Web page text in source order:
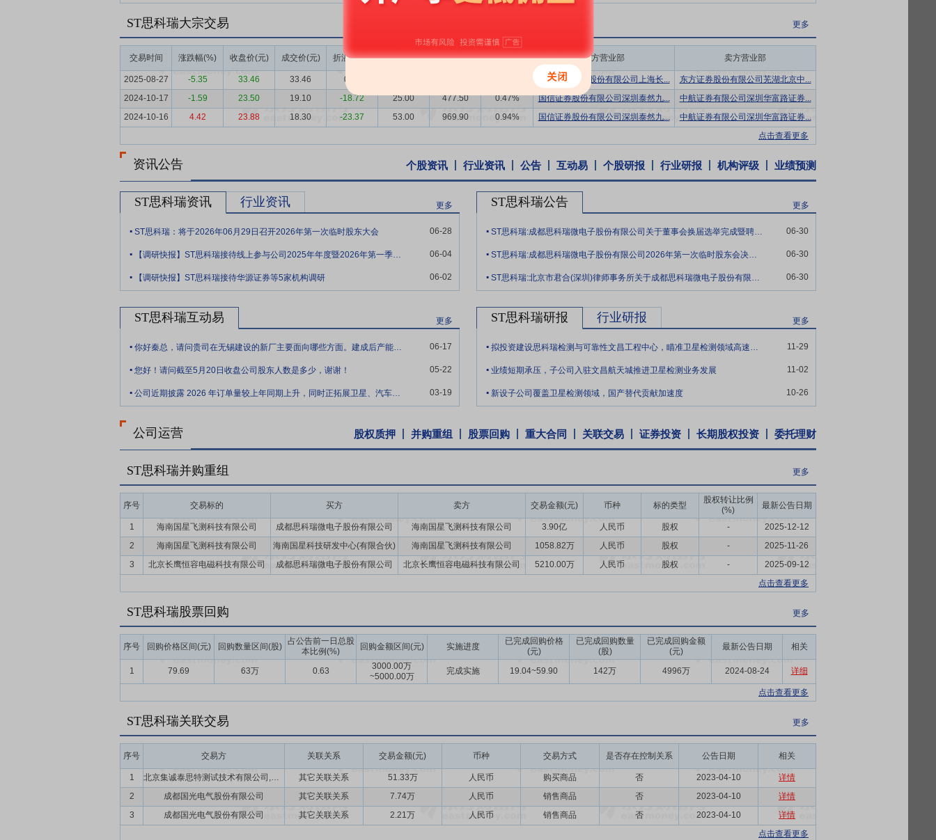
要点6：专业的管理与技术团队
公司拥有专业高效、经验丰富的核心技术团队，核心技术人员从事军工电子行业的研究和开发均超过20年，专业技术能力较
强；管理团队中多人在军用电子元器件质量、可靠性、应用方面具有丰富管理经验和专业技术经验。管理团队对军用电子元器件可靠性检测领域有较为深入的认
识，熟悉行业发展状况，紧跟行业发展趋势。优秀的管理团队有利于公司业务发展战略的制定和实施，也有利于公司可靠性检测技术能力的提升以及业务规模的
扩大。
要点7：高效的服务能力
公司已完成以成都、西安、无锡为中心并辐射西南、西北、华东、华北、华南、东北区域的业务发展市场布局。西南、西北、华东、
华北、华南、东北等地区是我国各类军工企业和国防科技院所较为集中的地区，公司市场布局覆盖了重点军工区域，可迅速响应客户的需求，减少运输费用及时
间周期，便于市场开拓和客户关系维护，较好的业务发展和市场布局有利于公司在市场拓展中保持竞争优势。凭借可靠性检测技术的持续研发与积累，公司可靠
性检测服务能力不断提升。作为独立第三方的民营检测机构，公司拥有灵活的机制，直接对接市场需求，在技术研发、产能扩建、订单进度安排、服务意识等方
面更具优势，具有快速应对客户需求不断变化及上游电子元器件技术迭代的服务能力。
程，公司可靠性检测服务能力已获得了下游行业客户的广泛认可，涉及的主要军工集团包括中国航天科技集团、中国航天科工集团、中国航空工业集团、中国航
等。截至2025年12月31日，公司拥有800余家客户，客户对公司的认可度高，使公司在市场竞争中具有品牌优势。
要点9：自愿锁定股份
自公司股票上市之日起三十六个月内,不转让或者委托他人管理本次发行前本人直接及间接持有的公司股份,也不由公司回购本人直接及
间接持有的该部分股份。
年以现金方式累计分配的利润不少于最近3年实现的年均可分配利润的30%。
要点11： 稳定股价措施
公司首次公开发行股票并上市后三年内,如公司股票收盘价格连续20个交易日低于最近一期经审计的每股净资产,公司将通过控股股东增
ST思科瑞大宗交易 更多
交易时间 涨跌幅(%) 收盘价(元) 成交价(元) 折溢率(%) 成交量(万股) 成交额(万元)
成交额/流通
买方营业部 卖方营业部
2025-08-27 -5.35 33.46 33.46 0.00 国泰海通证券股份有限公司上海长...
东方证券股份有限公司芜湖北京中...
2024-10-17
-1.59 23.50 19.10 -18.72 25.00 477.50 0.47% 国信证券股份有限公司深圳泰然九...
中航证券有限公司深圳华富路证券...
2024-10-16
4.42 23.88 18.30 -23.37 53.00 969.90 0.94% 国信证券股份有限公司深圳泰然九...
中航证券有限公司深圳华富路证券...
点击查看更多
资讯公告 个股资讯 行业资讯 公告 互动易 个股研报 行业研报 机构评级 业绩预测
ST思科瑞资讯 行业资讯 更多
. ST思科瑞：将于2026年06月29日召开2026年第一次临时股东大会 06-28
. 【调研快报】ST思科瑞接待线上参与公司2025年年度暨2026年第一季度业绩说明会的投资者调研 06-04
. 【调研快报】ST思科瑞接待华源证券等5家机构调研 06-02
ST思科瑞公告 更多
. ST思科瑞:成都思科瑞微电子股份有限公司关于董事会换届选举完成暨聘任高级管理人员、证券事务代表的公告 06-30
. ST思科瑞:成都思科瑞微电子股份有限公司2026年第一次临时股东会决议公告 06-30
. ST思科瑞:北京市君合(深圳)律师事务所关于成都思科瑞微电子股份有限公司2026年第一次临时股东会的法律意见书 06-30
ST思科瑞互动易 更多
. 你好秦总，请问贵司在无锡建设的新厂主要面向哪些方面。建成后产能释放的进度如何？ 06-17
. 您好！请问截至5月20日收盘公司股东人数是多少，谢谢！ 05-22
. 公司近期披露 2026 年订单量较上年同期上升，同时正拓展卫星、汽车电子检测等第 03-19
ST思科瑞研报 行业研报 更多
. 拟投资建设思科瑞检测与可靠性文昌工程中心，瞄准卫星检测领域高速发展 11-29
. 业绩短期承压，子公司入驻文昌航天城推进卫星检测业务发展 11-02
. 新设子公司覆盖卫星检测领域，国产替代贡献加速度 10-26
公司运营 股权质押 并购重组 股票回购 重大合同 关联交易 证券投资 长期股权投资 委托理财
ST思科瑞并购重组 更多
序号 交易标的 买方 卖方 交易金额(元) 币种 标的类型
股权转让比例
(%)
最新公告日期
1 海南国星飞测科技有限公司 成都思科瑞微电子股份有限公司 海南国星飞测科技有限公司 3.90亿 人民币 股权 -
2025-12-12
2
海南国星飞测科技有限公司 海南国星科技研发中心(有限合伙) 海南国星飞测科技有限公司 1058.82万 人民币 股权 -
2025-11-26
3
北京长鹰恒容电磁科技有限公司 成都思科瑞微电子股份有限公司 北京长鹰恒容电磁科技有限公司 5210.00万 人民币 股权 -
2025-09-12
点击查看更多
ST思科瑞股票回购 更多
序号 回购价格区间(元) 回购数量区间(股)
占公告前一日总股
本比例(%)
回购金额区间(元) 实施进度
已完成回购价格
(元)
已完成回购数量
(股)
已完成回购金额
(元)
最新公告日期 相关
1 79.69 63万 0.63
3000.00万
~5000.00万
完成实施 19.04~59.90 142万 4996万 2024-08-24 详细
点击查看更多
ST思科瑞关联交易 更多
序号 交易方 关联关系 交易金额(元) 币种 交易方式 是否存在控制关系 公告日期 相关
1 北京集诚泰思特测试技术有限公司,北京集诚泰思特电子技术有限公司 其它关联关系 51.33万 人民币 购买商品 否 2023-04-10
详情
2
成都国光电气股份有限公司 其它关联关系 7.74万 人民币 销售商品 否 2023-04-10
详情
3
成都国光电气股份有限公司 其它关联关系 2.21万 人民币 销售商品 否 2023-04-10
详情
点击查看更多